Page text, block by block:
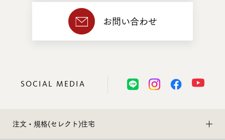
お問い合わせ
SOCIAL MEDIA
注文・規格(セレクト)住宅